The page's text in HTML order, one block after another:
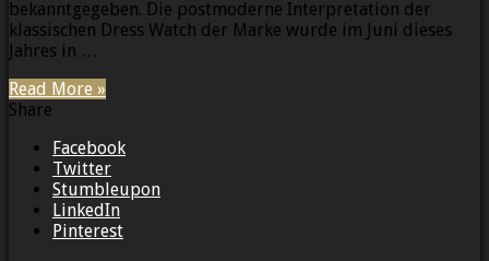
bekanntgegeben. Die postmoderne Interpretation der
klassischen Dress Watch der Marke wurde im Juni dieses
Jahres in …
Read More »
Share
Facebook
Twitter
Stumbleupon
LinkedIn
Pinterest